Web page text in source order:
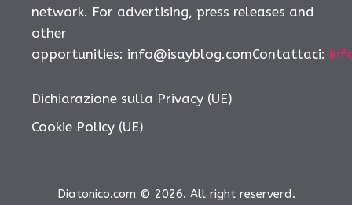
network. For advertising, press releases and
other
opportunities: info@isayblog.comContattaci:
Dichiarazione sulla Privacy (UE)
Cookie Policy (UE)
Diatonico.com © 2026. All right reserverd.